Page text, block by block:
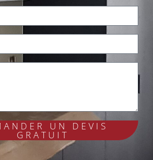
UN DEVIS
GRATUIT